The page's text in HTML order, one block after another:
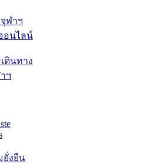
ฬาฯ
อนไลน์
ดินทาง
ฯ
ยั่งยืน